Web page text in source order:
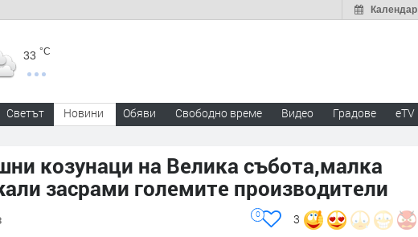
Календар
33 °C
Светът Новини Обяви Свободно време Видео Градове eTV
козунаци на Велика събота,малка
засрами големите производители
3
0